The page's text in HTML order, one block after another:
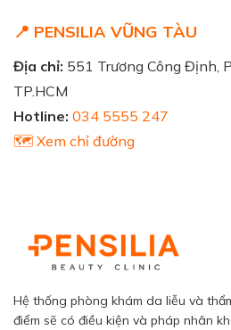
📍 PENSILIA VŨNG TÀU
Địa chỉ: 551 Trương Công Định,
TP.HCM
Hotline: 034 5555 247
🗺️ Xem chỉ đường
Hệ thống phòng khám da liễu và
điểm sẽ có điều kiện và pháp nhân